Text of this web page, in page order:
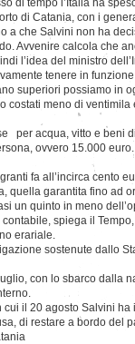
di tempo l’Italia ha
di Catania, con i
a che Salvini non ha
Avvenire calcola che
l’idea del ministro
tenere in
superiori possiamo in
costati meno di
per acqua, vitto e beni
ovvero 15.000
fa all’incirca cento
quella garantita fino ad
un quinto in meno
spiega il
erariale.
sostenute dallo
con lo sbarco dalla
cui il 20 agosto Salvini
di restare a bordo del